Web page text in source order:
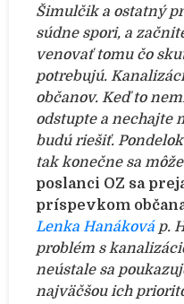
Šimulčik a ostatný
súdne spori, a
venovať tomu čo
potrebujú.
občanov. Keď to
odstupte a nechajte
budú riešiť.
tak konečne sa
poslanci OZ sa
príspevkom
Lenka Hanáková p.
problém s
neústale sa
najväčšou ich